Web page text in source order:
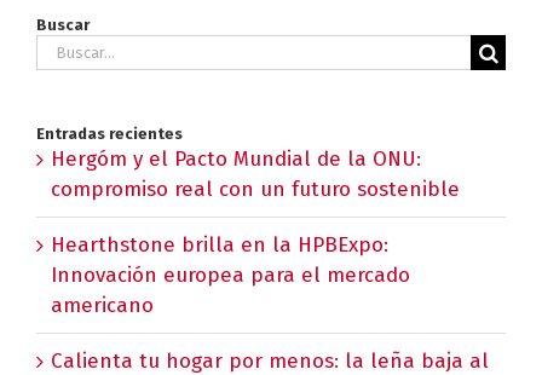
Buscar
Buscar:
Entradas recientes
Hergóm y el Pacto Mundial de la ONU:
compromiso real con un futuro sostenible
Hearthstone brilla en la HPBExpo:
Innovación europea para el mercado
americano
Calienta tu hogar por menos: la leña baja al